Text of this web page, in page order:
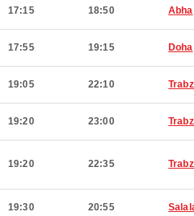
17:15 18:50 Abha
17:55 19:15 Doha
19:05 22:10
19:20 23:00
19:20 22:35
19:30 20:55